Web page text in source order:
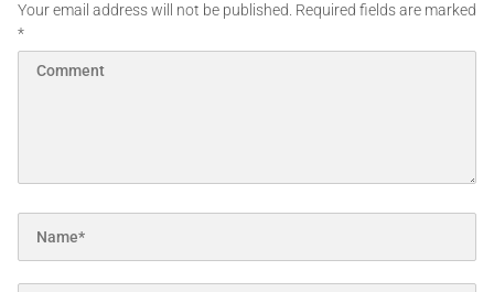
Your email address will not be published. Required fields are marked
*